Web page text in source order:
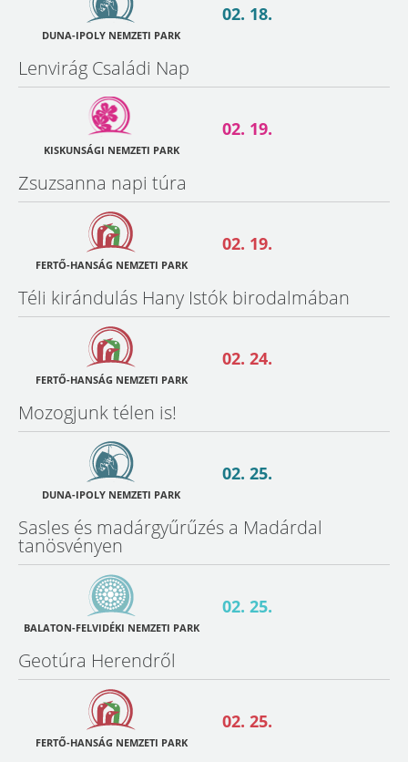
DUNA-IPOLY NEMZETI PARK
02. 18.
Lenvirág Családi Nap
KISKUNSÁGI NEMZETI PARK
02. 19.
Zsuzsanna napi túra
FERTŐ-HANSÁG NEMZETI PARK
02. 19.
Téli kirándulás Hany Istók birodalmában
FERTŐ-HANSÁG NEMZETI PARK
02. 24.
Mozogjunk télen is!
DUNA-IPOLY NEMZETI PARK
02. 25.
Sasles és madárgyűrűzés a Madárdal
tanösvényen
BALATON-FELVIDÉKI NEMZETI PARK
02. 25.
Geotúra Herendről
FERTŐ-HANSÁG NEMZETI PARK
02. 25.